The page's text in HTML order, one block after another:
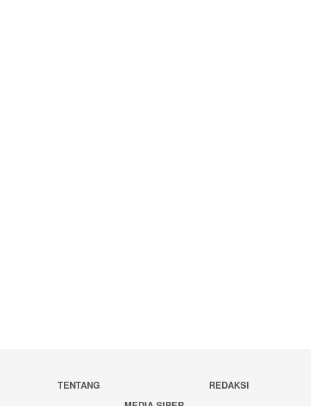
TENTANG
REDAKSI